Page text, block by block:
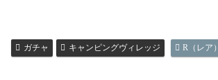
ガチャ キャンピングヴィレッジ R（レア）